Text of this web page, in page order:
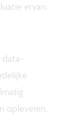
ervan.
data-
opleveren.